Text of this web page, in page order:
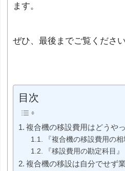
ます。
ぜひ、最後までご覧ください
目次
複合機の移設費用はどうや
『複合機の移設費用の相
『移設費用の勘定科目』
複合機の移設は自分でせず